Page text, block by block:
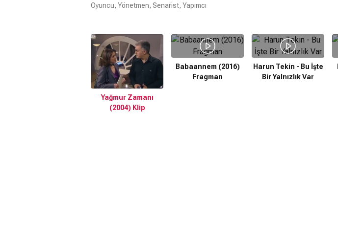
Oyuncu, Yönetmen, Senarist, Yapımcı
Yağmur Zamanı
(2004) Klip
Babaannem (2016)
Fragman
Harun Tekin - Bu İşte
Bir Yalnızlık Var